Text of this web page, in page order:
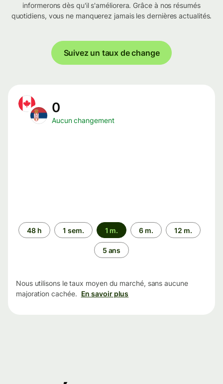
informerons dès qu'il s'améliorera. Grâce à nos résumés
quotidiens, vous ne manquerez jamais les dernières actualités.
Suivez un taux de change
0
Aucun changement
Période
48 h 1 sem. 1 m. 6 m. 12 m.
5 ans
Nous utilisons le taux moyen du marché, sans aucune
majoration cachée. En savoir plus